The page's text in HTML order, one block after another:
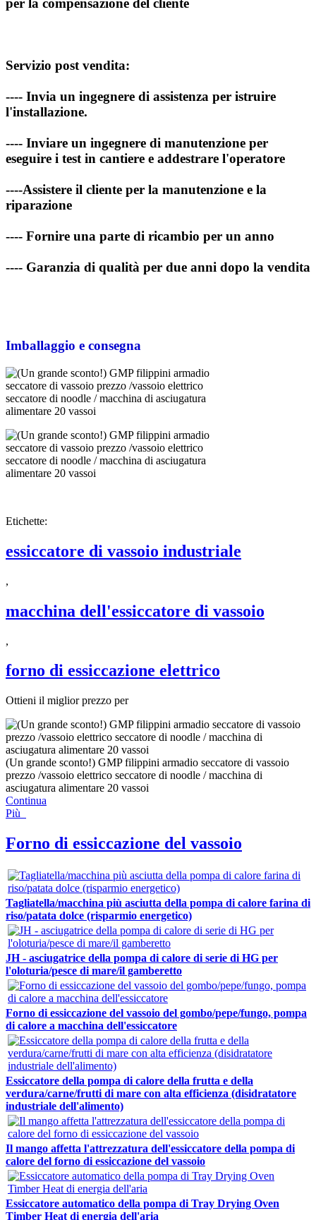
per la compensazione del cliente
Servizio post vendita:
---- Invia un ingegnere di assistenza per istruire
l'installazione.
---- Inviare un ingegnere di manutenzione per
eseguire i test in cantiere e addestrare l'operatore
----Assistere il cliente per la manutenzione e la
riparazione
---- Fornire una parte di ricambio per un anno
---- Garanzia di qualità per due anni dopo la vendita
Imballaggio e consegna
Etichette:
essiccatore di vassoio industriale
,
macchina dell'essiccatore di vassoio
,
forno di essiccazione elettrico
Ottieni il miglior prezzo per
(Un grande sconto!) GMP filippini armadio seccatore di vassoio
prezzo /vassoio elettrico seccatore di noodle / macchina di
asciugatura alimentare 20 vassoi
Continua
Più
Forno di essiccazione del vassoio
Tagliatella/macchina più asciutta della pompa di calore farina di
riso/patata dolce (risparmio energetico)
JH - asciugatrice della pompa di calore di serie di HG per
l'oloturia/pesce di mare/il gamberetto
Forno di essiccazione del vassoio del gombo/pepe/fungo, pompa
di calore a macchina dell'essiccatore
Essiccatore della pompa di calore della frutta e della
verdura/carne/frutti di mare con alta efficienza (disidratatore
industriale dell'alimento)
Il mango affetta l'attrezzatura dell'essiccatore della pompa di
calore del forno di essiccazione del vassoio
Essiccatore automatico della pompa di Tray Drying Oven
Timber Heat di energia dell'aria